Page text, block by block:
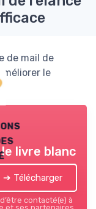
de mail de
le
livre blanc
➔ Télécharger
contacté(e) à